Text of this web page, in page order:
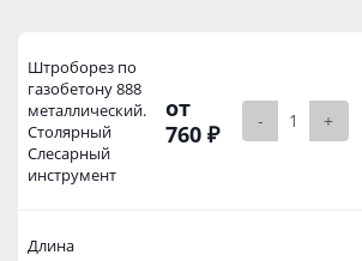
Штроборез по
газобетону 888
металлический.
Столярный
Слесарный
инструмент
от
760 ₽
- +
Длина